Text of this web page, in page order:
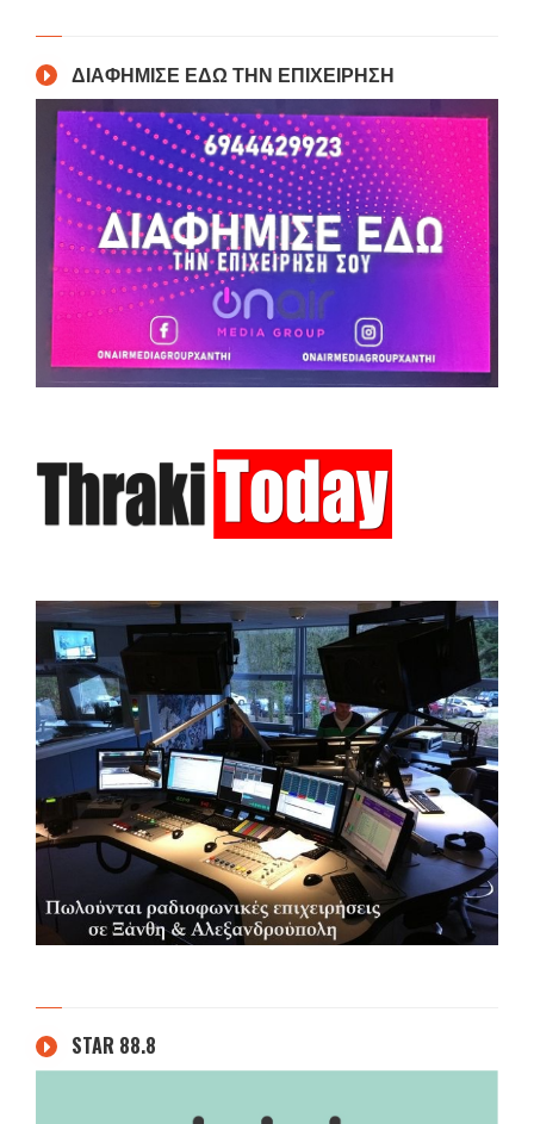
ΔΙΑΦΗΜΙΣΕ ΕΔΩ ΤΗΝ ΕΠΙΧΕΙΡΗΣΗ
STAR 88.8